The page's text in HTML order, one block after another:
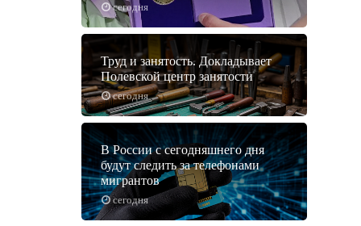
сегодня
сегодня
Труд и занятость. Докладывает
Полевской центр занятости
сегодня
В России с сегодняшнего дня
будут следить за телефонами
мигрантов